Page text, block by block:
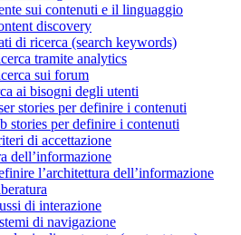
sui contenuti e il linguaggio
discovery
di ricerca (search keywords)
tramite analytics
sui forum
ai bisogni degli utenti
stories per definire i contenuti
stories per definire i contenuti
di accettazione
dell’informazione
l’architettura dell’informazione
di interazione
di navigazione